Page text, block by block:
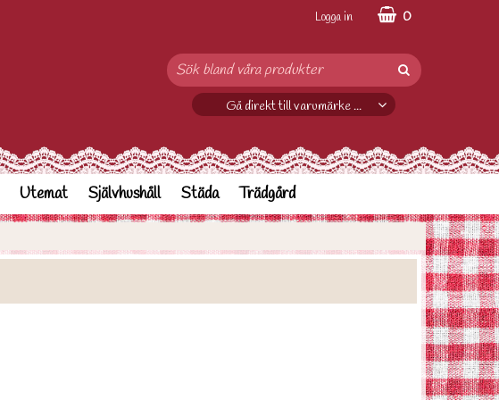
Logga in 0
Gå direkt till varumärke ...
Utemat Självhushåll Städa Trädgård